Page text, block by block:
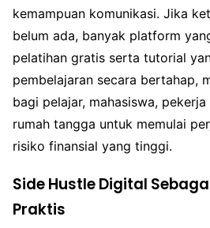
kemampuan komunikasi. Jika
belum ada, banyak platform
pelatihan gratis serta tutorial
pembelajaran secara bertahap,
bagi pelajar, mahasiswa,
rumah tangga untuk memulai
risiko finansial yang tinggi.
Side Hustle Digital
Praktis